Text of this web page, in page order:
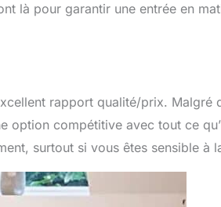
là pour garantir une entrée en
rapport qualité/prix. Malgré
option compétitive avec tout ce
surtout si vous êtes sensible à